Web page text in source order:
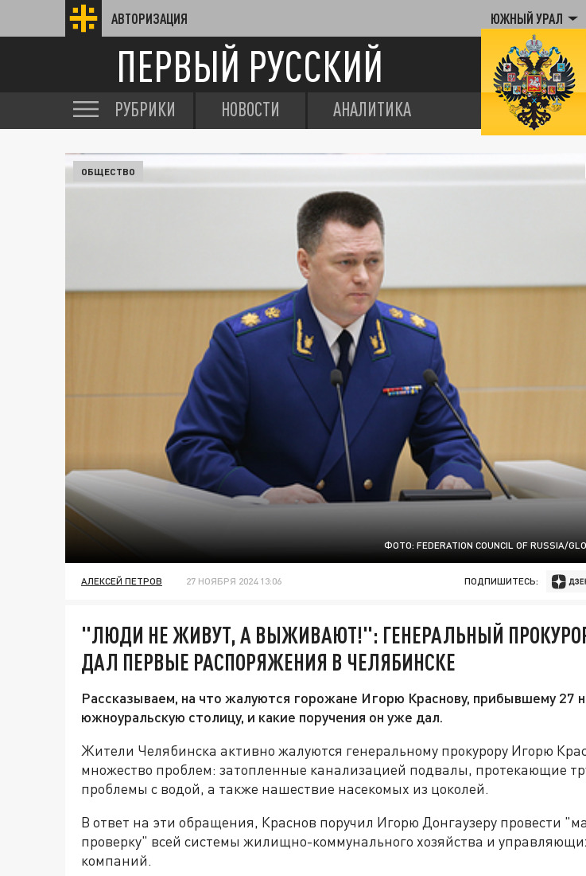
АВТОРИЗАЦИЯ ЮЖНЫЙ УРАЛ
ПЕРВЫЙ РУССКИЙ
РУБРИКИ НОВОСТИ АНАЛИТИКА
ФОТО: FEDERATION COUNCIL OF RUSSIA/
ОБЩЕСТВО
АЛЕКСЕЙ ПЕТРОВ 27 НОЯБРЯ 2024 13:06 ПОДПИШИТЕСЬ:
"ЛЮДИ НЕ ЖИВУТ, А ВЫЖИВАЮТ!": ГЕНЕРАЛЬНЫЙ
ДАЛ ПЕРВЫЕ РАСПОРЯЖЕНИЯ В ЧЕЛЯБИНСКЕ
Рассказываем, на что жалуются горожане Игорю Краснову, прибывшему 27
южноуральскую столицу, и какие поручения он уже дал.
Жители Челябинска активно жалуются генеральному прокурору Игорю
множество проблем: затопленные канализацией подвалы, протекающие
проблемы с водой, а также нашествие насекомых из цоколей.
В ответ на эти обращения, Краснов поручил Игорю Донгаузеру провести
проверку" всей системы жилищно-коммунального хозяйства и
компаний.